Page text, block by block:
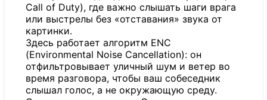
Call of Duty), где важно слышать шаги врага
или выстрелы без «отставания» звука от
картинки.
Здесь работает алгоритм ENC
(Environmental Noise Cancellation): он
отфильтровывает уличный шум и ветер во
время разговора, чтобы ваш собеседник
слышал голос, а не окружающую среду.